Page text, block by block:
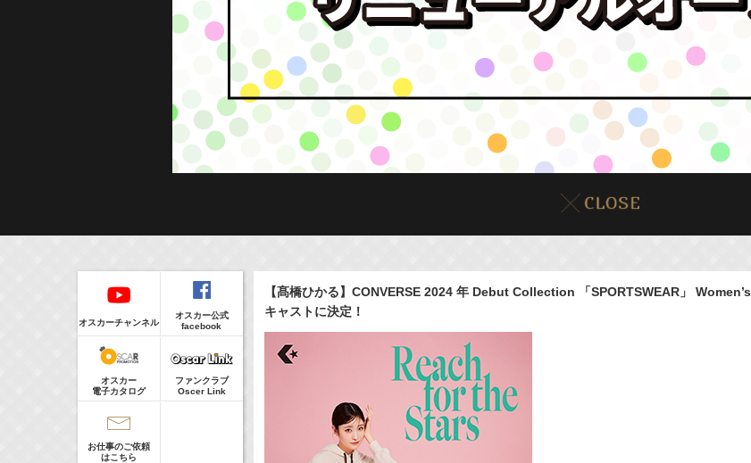
8/7(Fri)
イベント
販売情報
17:10-17:30(Radio
河北麻友子のマユコレ！
Tシャツが乾くまで
庄司浩平
【髙橋ひかる】CONVERSE 2024 年 Debut Collection 「SPORTSWEAR」 Women’s
キャストに決定！
オスカーチャンネル
オスカー公式
facebook
オスカー
電子カタログ
ファンクラブ
Oscer Link
お仕事のご依頼
はこちら
Regular
CLIP